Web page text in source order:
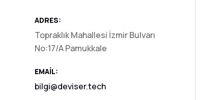
ADRES:
Topraklık Mahallesi İzmir Bulvarı
No:17/A Pamukkale
EMAIL:
bilgi@deviser.tech